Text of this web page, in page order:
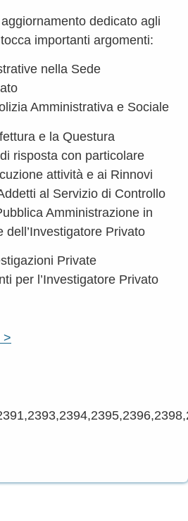
dedicato agli
importanti argomenti:
nella Sede
Amministrativa e Sociale
e la Questura
risposta con particolare
attività e ai Rinnovi
al Servizio di Controllo
Amministrazione in
dell’Investigatore Privato
Private
per l’Investigatore Privato
>